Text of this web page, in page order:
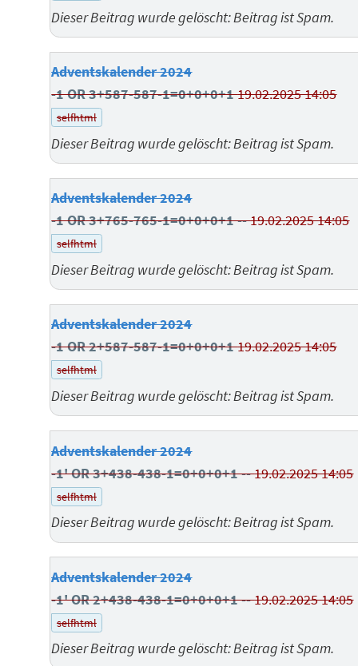
Dieser Beitrag wurde gelöscht: Beitrag ist Spam.
Adventskalender 2024
-1 OR 3+587-587-1=0+0+0+119.02.2025 14:05
selfhtml
Dieser Beitrag wurde gelöscht: Beitrag ist Spam.
Adventskalender 2024
-1 OR 3+765-765-1=0+0+0+1 --19.02.2025 14:05
selfhtml
Dieser Beitrag wurde gelöscht: Beitrag ist Spam.
Adventskalender 2024
-1 OR 2+587-587-1=0+0+0+119.02.2025 14:05
selfhtml
Dieser Beitrag wurde gelöscht: Beitrag ist Spam.
Adventskalender 2024
-1' OR 3+438-438-1=0+0+0+1 --19.02.2025 14:05
selfhtml
Dieser Beitrag wurde gelöscht: Beitrag ist Spam.
Adventskalender 2024
-1' OR 2+438-438-1=0+0+0+1 --19.02.2025 14:05
selfhtml
Dieser Beitrag wurde gelöscht: Beitrag ist Spam.